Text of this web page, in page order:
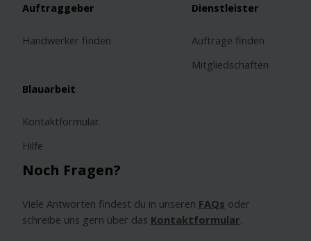
Noch Fragen?
Viele Antworten findest du in unseren FAQs oder
schreibe uns gern über das Kontaktformular.
Auftraggeber
Handwerker finden
Dienstleister
Aufträge finden
Mitgliedschaften
Blauarbeit
Kontaktformular
Hilfe